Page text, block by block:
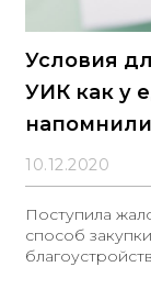
Условия для
УИК как у
10.12.2020
Поступила
способ